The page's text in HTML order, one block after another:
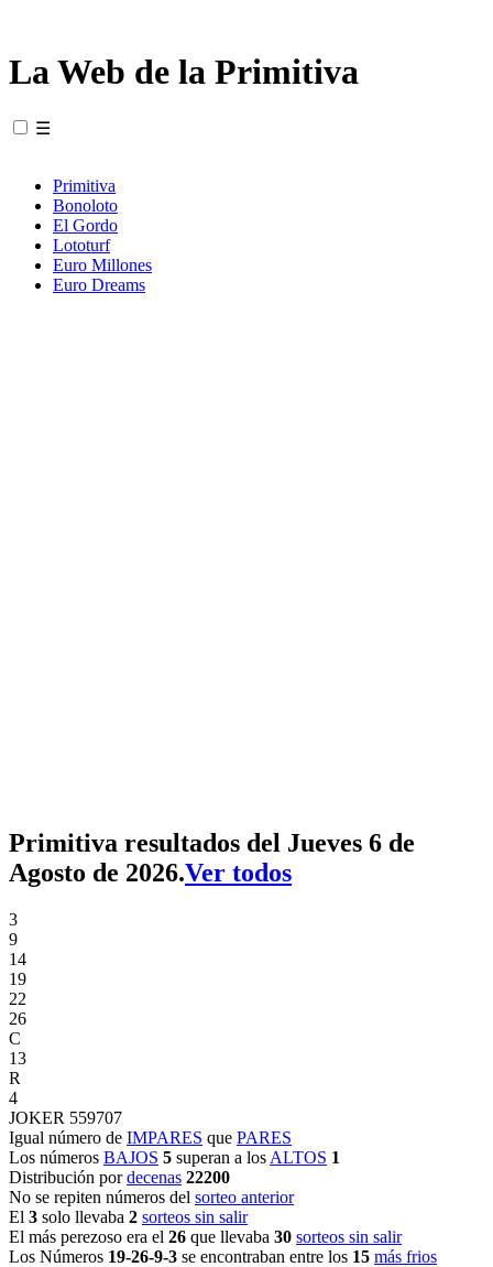
La Web de la Primitiva
☰
Primitiva
Bonoloto
El Gordo
Lototurf
Euro Millones
Euro Dreams
Primitiva resultados del Jueves 6 de
Agosto de 2026.Ver todos
3
9
14
19
22
26
C
13
R
4
JOKER 559707
Igual número de IMPARES que PARES
Los números BAJOS 5 superan a los ALTOS 1
Distribución pordecenas 22200
No se repiten números del sorteo anterior
El 3 solo llevaba 2 sorteos sin salir
El más perezoso era el 26 que llevaba 30 sorteos sin salir
Los Números 19-26-9-3 se encontraban entre los 15 más frios